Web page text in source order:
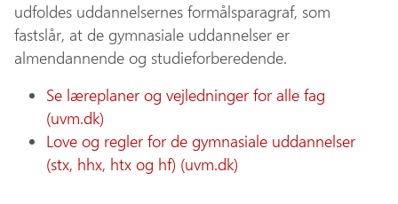
udfoldes uddannelsernes formålsparagraf, som
fastslår, at de gymnasiale uddannelser er
almendannende og studieforberedende.
Se læreplaner og vejledninger for alle fag
(uvm.dk)
Love og regler for de gymnasiale uddannelser
(stx, hhx, htx og hf) (uvm.dk)